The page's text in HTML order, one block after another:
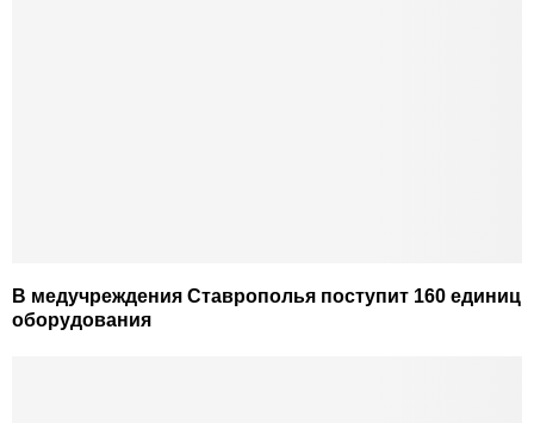
В медучреждения Ставрополья поступит 160 единиц
оборудования